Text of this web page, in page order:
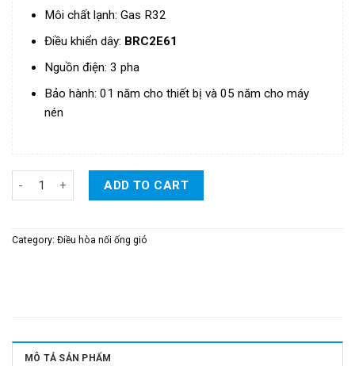
Môi chất lạnh: Gas R32
Điều khiển dây: BRC2E61
Nguồn điện: 3 pha
Bảo hành: 01 năm cho thiết bị và 05 năm cho máy
nén
Điều Hòa Daikin Giấu Trần Nối Ống Gió Inverter 1 Chiều Loại Tiêu
ADD TO CART
Category: Điều hòa nối ống gió
MÔ TẢ SẢN PHẨM